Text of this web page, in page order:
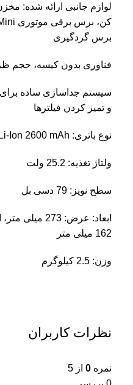
برس گردگیری
فناوری بدون کیسه، حجم ظرف
سیستم جداسازی ساده
و تمیز کردن فیلترها
نوع باتری: Li-Ion 2600 mAh
ولتاژ تغذیه: 25.2 ولت
سطح نویز: 79 دسی بل
162 میلی متر
وزن: 2.5 کیلوگرم
نظرات کاربران
نمره 0 از 5